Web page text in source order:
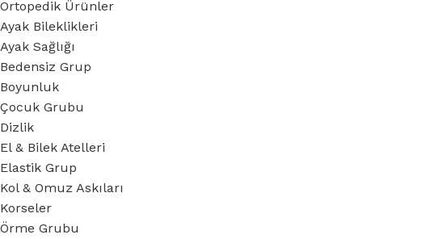
Ortopedik Ürünler
Ayak Bileklikleri
Ayak Sağlığı
Bedensiz Grup
Boyunluk
Çocuk Grubu
Dizlik
El & Bilek Atelleri
Elastik Grup
Kol & Omuz Askıları
Korseler
Örme Grubu